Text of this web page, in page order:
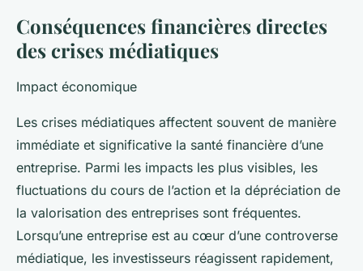
Conséquences financières directes
des crises médiatiques
Impact économique
Les crises médiatiques affectent souvent de manière
immédiate et significative la santé financière d’une
entreprise. Parmi les impacts les plus visibles, les
fluctuations du cours de l’action et la dépréciation de
la valorisation des entreprises sont fréquentes.
Lorsqu’une entreprise est au cœur d’une controverse
médiatique, les investisseurs réagissent rapidement,